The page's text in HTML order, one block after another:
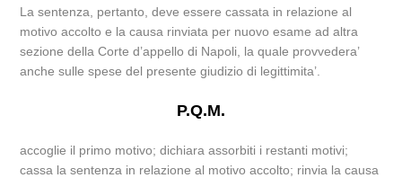
La sentenza, pertanto, deve essere cassata in relazione al
motivo accolto e la causa rinviata per nuovo esame ad altra
sezione della Corte d’appello di Napoli, la quale provvedera’
anche sulle spese del presente giudizio di legittimita’.
P.Q.M.
accoglie il primo motivo; dichiara assorbiti i restanti motivi;
cassa la sentenza in relazione al motivo accolto; rinvia la causa